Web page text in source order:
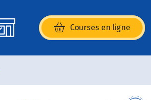
Courses en ligne
(s’ouvre dans une nouvelle